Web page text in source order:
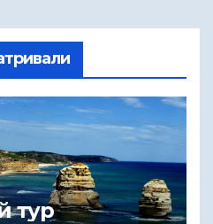
тур